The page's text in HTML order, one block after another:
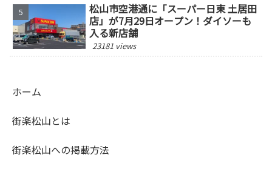
松山市空港通に「スーパー日東 土居田
店」が7月29日オープン！ダイソーも
入る新店舗
23181 views
ホーム
街楽松山とは
街楽松山への掲載方法